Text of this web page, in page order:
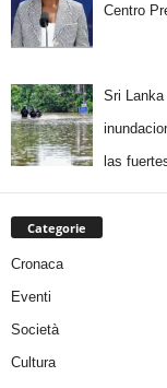
Centro
Sri
las
Categorie
Cronaca
Eventi
Società
Cultura